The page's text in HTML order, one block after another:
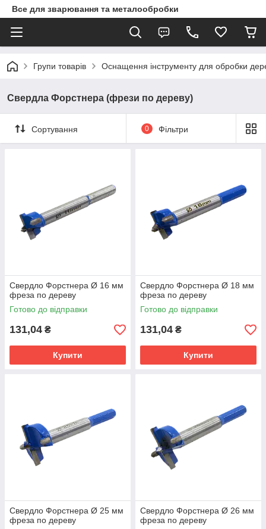
Все для зварювання та металообробки
Групи товарів Оснащення інструменту для обробки
Свердла Форстнера (фрези по дереву)
Сортування 0 Фільтри
Cвердло Форстнера Ø 16 мм
фреза по дереву
Готово до відправки
131,04 ₴
Купити
Cвердло Форстнера Ø 18 мм
фреза по дереву
Готово до відправки
131,04 ₴
Купити
Cвердло Форстнера Ø 25 мм
фреза по дереву
Cвердло Форстнера Ø 26 мм
фреза по дереву